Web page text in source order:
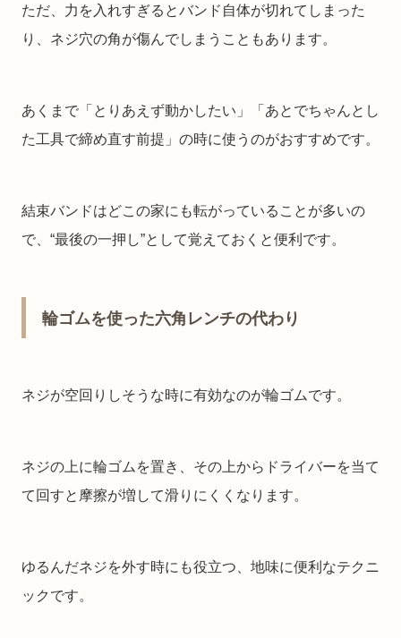
ただ、力を入れすぎるとバンド自体が切れてしまった
り、ネジ穴の角が傷んでしまうこともあります。
あくまで「とりあえず動かしたい」「あとでちゃんとし
た工具で締め直す前提」の時に使うのがおすすめです。
結束バンドはどこの家にも転がっていることが多いの
で、“最後の一押し”として覚えておくと便利です。
輪ゴムを使った六角レンチの代わり
ネジが空回りしそうな時に有効なのが輪ゴムです。
ネジの上に輪ゴムを置き、その上からドライバーを当て
て回すと摩擦が増して滑りにくくなります。
ゆるんだネジを外す時にも役立つ、地味に便利なテクニ
ックです。